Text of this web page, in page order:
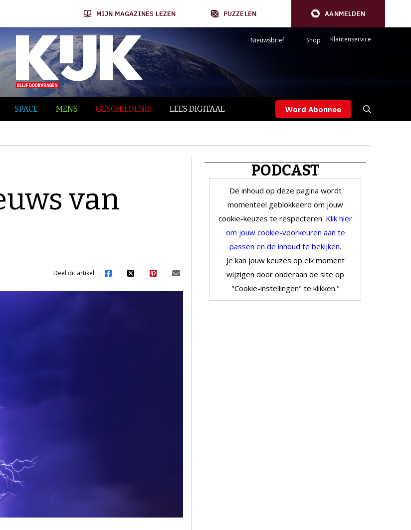
MIJN MAGAZINES LEZEN PUZZELEN AANMELDEN
Nieuwsbrief Shop Klantenservice
SPACE MENS GESCHIEDENIS LEES DIGITAAL Word Abonnee
van
Deel dit artikel:
PODCAST
De inhoud op deze pagina wordt
momenteel geblokkeerd om jouw
cookie-keuzes te respecteren. Klik hier
om jouw cookie-voorkeuren aan te
passen en de inhoud te bekijken.
Je kan jouw keuzes op elk moment
wijzigen door onderaan de site op
"Cookie-instellingen" te klikken."